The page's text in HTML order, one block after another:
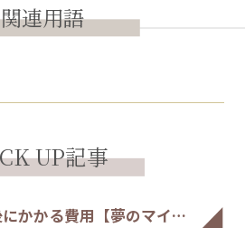
関連用語
UP記事
かかる費用【夢のマイ…